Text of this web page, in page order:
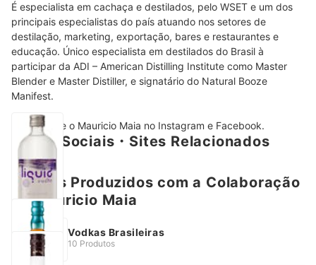
É especialista em cachaça e destilados, pelo WSET e um dos
principais especialistas do país atuando nos setores de
destilação, marketing, exportação, bares e restaurantes e
educação. Único especialista em destilados do Brasil à
participar da ADI – American Distilling Institute como Master
Blender e Master Distiller, e signatário do Natural Booze
Manifest.
Acompanhe o Mauricio Maia no Instagram e Facebook.
Redes Sociais・Sites Relacionados
Artigos Produzidos com a Colaboração
de Mauricio Maia
Vodkas Brasileiras
10 Produtos